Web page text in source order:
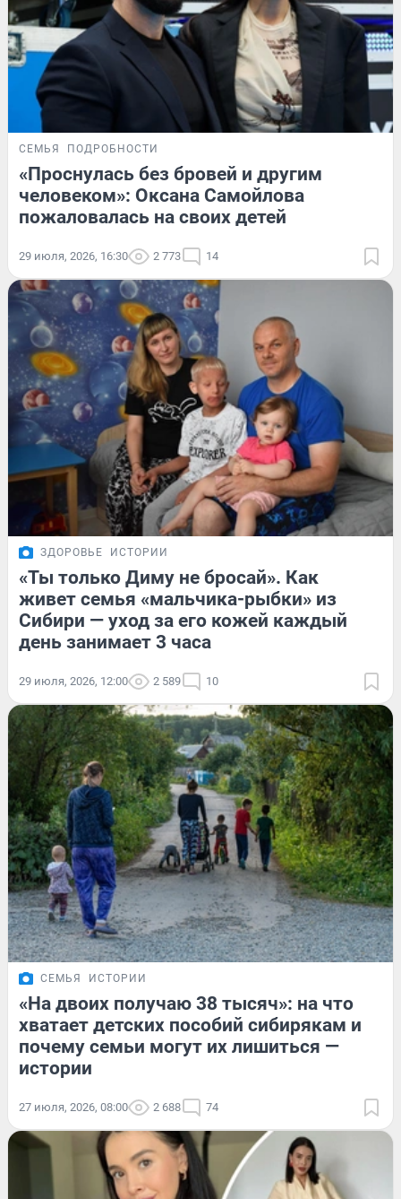
СЕМЬЯ ПОДРОБНОСТИ
«Проснулась без бровей и другим
человеком»: Оксана Самойлова
пожаловалась на своих детей
29 июля, 2026, 16:30 2 773 14
ЗДОРОВЬЕ ИСТОРИИ
«Ты только Диму не бросай». Как
живет семья «мальчика-рыбки» из
Сибири — уход за его кожей каждый
день занимает 3 часа
29 июля, 2026, 12:00 2 589 10
СЕМЬЯ ИСТОРИИ
«На двоих получаю 38 тысяч»: на что
хватает детских пособий сибирякам и
почему семьи могут их лишиться —
истории
27 июля, 2026, 08:00 2 688 74